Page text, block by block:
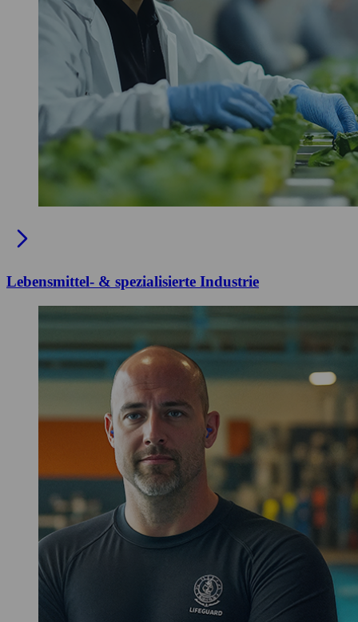
Lebensmittel- & spezialisierte Industrie